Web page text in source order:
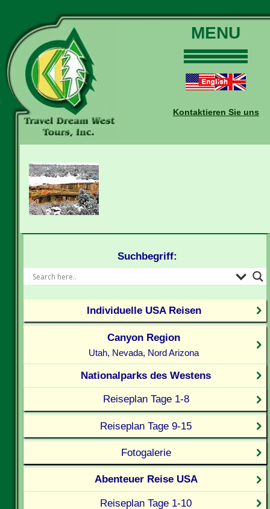
MENU
Touren
Daten und Preise
Buchungen
Kontaktieren Sie uns
Suchbegriff:
Individuelle USA Reisen
Canyon Region
Utah, Nevada, Nord Arizona
Nationalparks des Westens
Reiseplan Tage 1-8
Reiseplan Tage 9-15
Fotogalerie
Abenteuer Reise USA
Reiseplan Tage 1-10